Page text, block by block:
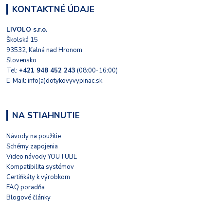
KONTAKTNÉ ÚDAJE
LIVOLO s.r.o.
Školská 15
93532, Kalná nad Hronom
Slovensko
Tel: +421 948 452 243 (08:00-16:00)
E-Mail: info(a)dotykovyvypinac.sk
NA STIAHNUTIE
Návody na použitie
Schémy zapojenia
Video návody YOUTUBE
Kompatibilita systémov
Certifikáty k výrobkom
FAQ poradňa
Blogové články